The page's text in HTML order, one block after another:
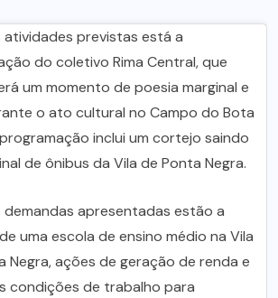
atividades previstas está a
do coletivo Rima Central, que
um momento de poesia marginal e
o ato cultural no Campo do Bota
inclui um cortejo saindo
de ônibus da Vila de Ponta Negra.
demandas apresentadas estão a
uma escola de ensino médio na Vila
Negra, ações de geração de renda e
condições de trabalho para